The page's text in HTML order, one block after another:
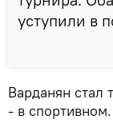
уступили в
Варданян стал
- в спортивном.